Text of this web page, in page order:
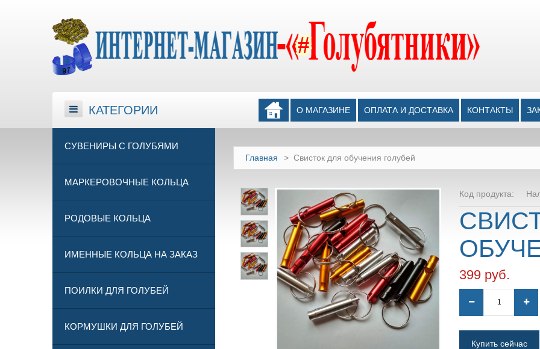
КОНТАКТЫ
ОПЛАТА И ДОСТАВКА
О МАГАЗИНЕ
КАТЕГОРИИ
Главная > Свисток для обучения голубей
Код продукта:
399 руб.
Купить сейчас
КАТЕГОРИИ
СУВЕНИРЫ С ГОЛУБЯМИ
МАРКЕРОВОЧНЫЕ КОЛЬЦА
РОДОВЫЕ КОЛЬЦА
ИМЕННЫЕ КОЛЬЦА НА ЗАКАЗ
ПОИЛКИ ДЛЯ ГОЛУБЕЙ
КОРМУШКИ ДЛЯ ГОЛУБЕЙ